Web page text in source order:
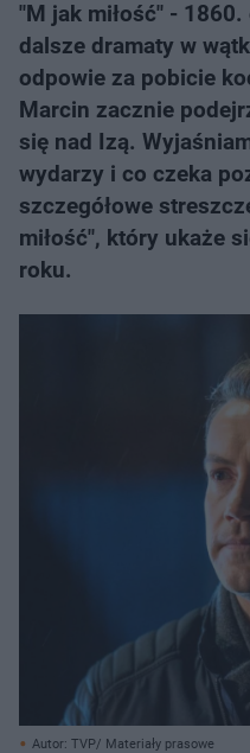
"M jak miłość" -
dalsze dramaty w
odpowie za pobicie
Marcin zacznie
się nad Izą.
wydarzy i co czeka
szczegółowe
miłość", który ukaże
roku.
Autor: TVP/ Materiały prasowe